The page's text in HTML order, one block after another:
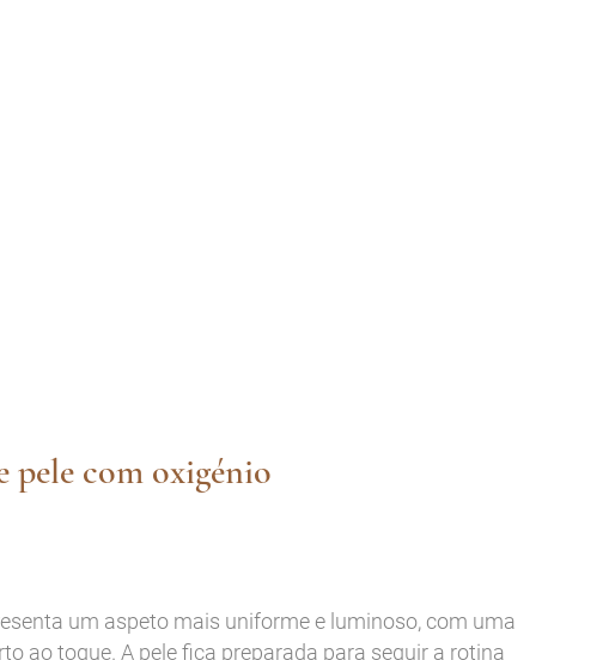
pele com oxigénio
um aspeto mais uniforme e luminoso, com uma
ao toque. A pele fica preparada para seguir a rotina